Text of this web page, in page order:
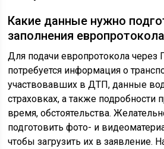
Какие данные нужно
заполнения
Для подачи европротокола через
потребуется информация о
участвовавших в ДТП, данные
страховках, а также подробности
время, обстоятельства.
подготовить фото- и
чтобы загрузить их в заявление.